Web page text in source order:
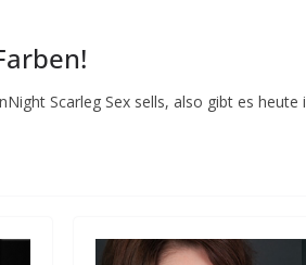
Scarleg Sex sells, also gibt es heute